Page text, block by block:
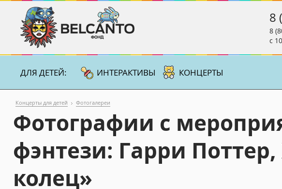
8
8
с
ДЛЯ ДЕТЕЙ: ИНТЕРАКТИВЫ КОНЦЕРТЫ
Концерты для детей Фотогалереи
Фотографии с
фэнтези: Гарри
колец»